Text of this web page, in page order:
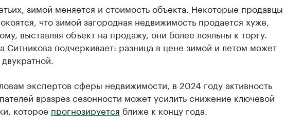
зимой меняется и стоимость объекта. Некоторые продавцы
что зимой загородная недвижимость продается хуже,
выставляя объект на продажу, они более лояльны к торгу.
Ситникова подчеркивает: разница в цене зимой и летом может
экспертов сферы недвижимости, в 2024 году активность
вразрез сезонности может усилить снижение ключевой
которое прогнозируется ближе к концу года.